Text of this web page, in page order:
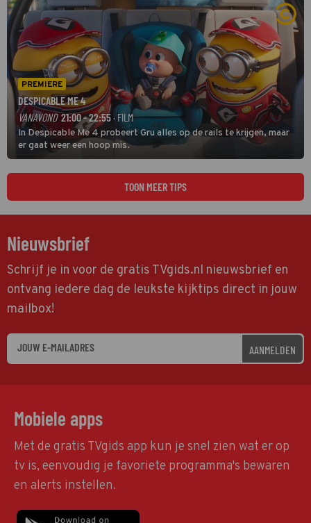
PREMIERE
DESPICABLE ME 4
VANAVOND 21:00 - 22:55 · FILM
In Despicable Me 4 probeert Gru alles op de rails te krijgen, maar
er gaat weer een hoop mis.
TOON MEER TIPS
Nieuwsbrief
Schrijf je in voor de gratis TVgids.nl nieuwsbrief en
ontvang iedere dag de leukste kijktips direct in jouw
mailbox!
AANMELDEN
Mobiele apps
Met de gratis TVgids app kun je snel zien wat er op
tv is, eenvoudig je favoriete programma's bewaren
en alerts instellen.